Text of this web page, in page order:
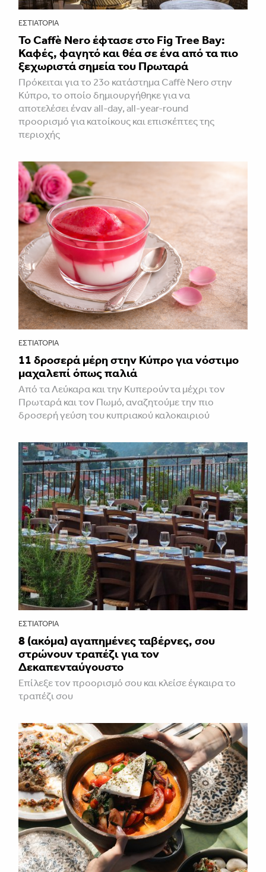
ΕΣΤΙΑΤΌΡΙΑ
Το Caffè Nero έφτασε στο Fig Tree Bay:
Καφές, φαγητό και θέα σε ένα από τα πιο
ξεχωριστά σημεία του Πρωταρά
Πρόκειται για το 23ο κατάστημα Caffè Nero στην
Κύπρο, το οποίο δημιουργήθηκε για να
αποτελέσει έναν all-day, all-year-round
προορισμό για κατοίκους και επισκέπτες της
περιοχής
ΕΣΤΙΑΤΌΡΙΑ
11 δροσερά μέρη στην Κύπρο για νόστιμο
μαχαλεπί όπως παλιά
Από τα Λεύκαρα και την Κυπερούντα μέχρι τον
Πρωταρά και τον Πωμό, αναζητούμε την πιο
δροσερή γεύση του κυπριακού καλοκαιριού
ΕΣΤΙΑΤΌΡΙΑ
8 (ακόμα) αγαπημένες ταβέρνες, σου
στρώνουν τραπέζι για τον
Δεκαπενταύγουστο
Επίλεξε τον προορισμό σου και κλείσε έγκαιρα το
τραπέζι σου